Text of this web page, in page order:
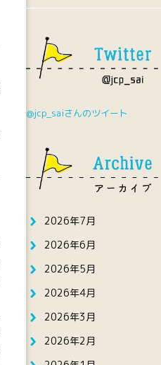
@jcp_saiさんのツイート
2026年7月
2026年6月
2026年5月
2026年4月
2026年3月
2026年2月